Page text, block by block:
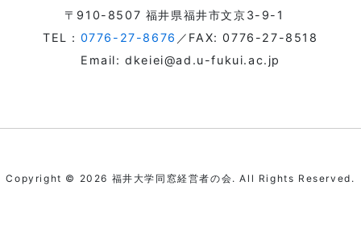
〒910-8507 福井県福井市文京3-9-1
TEL： 0776-27-8676 ／FAX: 0776-27-8518
Email: dkeiei@ad.u-fukui.ac.jp
Copyright © 2026 福井大学同窓経営者の会. All Rights Reserved.